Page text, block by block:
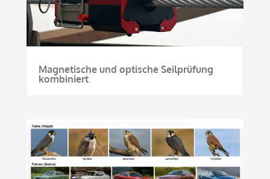
Magnetische und optische Seilprüfung
kombiniert